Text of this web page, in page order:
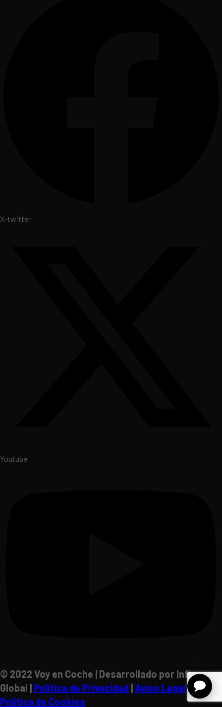
X-twitter
Youtube
© 2022 Voy en Coche | Desarrollado por Inficon
Global | Política de Privacidad | Aviso Legal|
Política de Cookies